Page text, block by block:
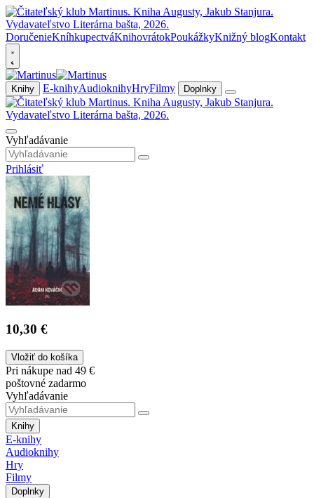
DoručenieKníhkupectváKnihovrátokPoukážkyKnižný blogKontakt
Knihy E-knihyAudioknihyHryFilmy Doplnky
Vyhľadávanie
Prihlásiť
10,30 €
Vložiť do košíka
Pri nákupe nad 49 €
poštovné zadarmo
Vyhľadávanie
Knihy
E-knihy
Audioknihy
Hry
Filmy
Doplnky